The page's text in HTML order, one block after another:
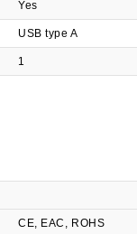
Yes
USB type A
1
CE, EAC, ROHS